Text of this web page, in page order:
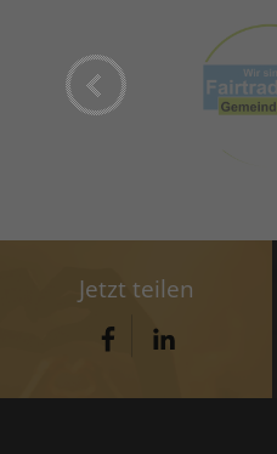
Jetzt teilen